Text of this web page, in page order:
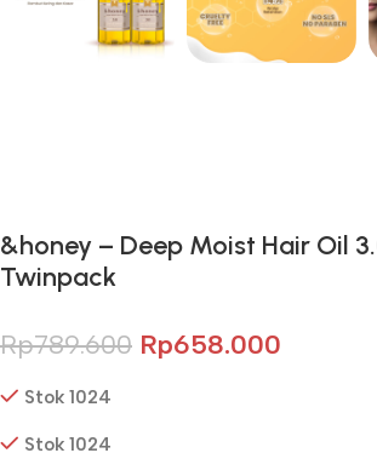
&honey – Deep Moist Hair Oil
Twinpack
Rp789.600 Rp658.000
Stok 1024
Stok 1024